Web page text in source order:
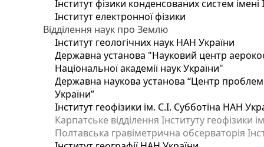
Інститут фізики конденсованих систем
Інститут електронної фізики
Відділення наук про Землю
Інститут геологічних наук НАН України
Державна установа "Науковий центр
Національної академії наук України"
Державна наукова установа “Центр проблем
України”
Інститут геофізики ім. С.І. Субботіна НАН
Карпатське відділення Інституту геофізики
Полтавська гравіметрична обсерваторія